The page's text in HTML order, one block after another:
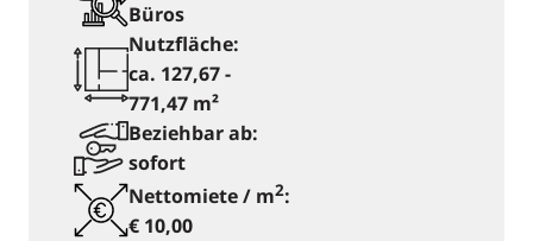
Büros
Nutzfläche:
ca. 127,67 -
771,47 m²
Beziehbar ab:
sofort
Nettomiete / m2:
€ 10,00